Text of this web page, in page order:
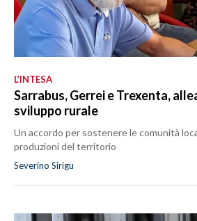
L’INTESA
Sarrabus, Gerrei e Trexenta,
sviluppo rurale
Un accordo per sostenere le comunità
produzioni del territorio
Severino Sirigu